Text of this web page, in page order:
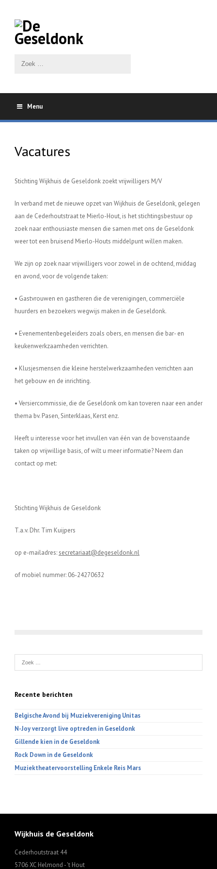
Menu
Vacatures
Stichting Wijkhuis de Geseldonk zoekt vrijwilligers M/V
In verband met de nieuwe opzet van Wijkhuis de Geseldonk, gelegen
aan de Cederhoutstraat te Mierlo-Hout, is het stichtingsbestuur op
zoek naar enthousiaste mensen die samen met ons de Geseldonk
weer tot een bruisend Mierlo-Houts middelpunt willen maken.
We zijn op zoek naar vrijwilligers voor zowel in de ochtend, middag
en avond, voor de volgende taken:
• Gastvrouwen en gastheren die de verenigingen, commerciële
huurders en bezoekers wegwijs maken in de Geseldonk.
• Evenementenbegeleiders zoals obers, en mensen die bar- en
keukenwerkzaamheden verrichten.
• Klusjesmensen die kleine herstelwerkzaamheden verrichten aan
het gebouw en de inrichting.
• Versiercommissie, die de Geseldonk om kan toveren naar een ander
thema bv. Pasen, Sinterklaas, Kerst enz.
Heeft u interesse voor het invullen van één van de bovenstaande
taken op vrijwillige basis, of wilt u meer informatie? Neem dan
contact op met:
Stichting Wijkhuis de Geseldonk
T.a.v. Dhr. Tim Kuijpers
op e-mailadres:secretariaat@degeseldonk.nl
of mobiel nummer: 06-24270632
Recente berichten
Belgische Avond bij Muziekvereniging Unitas
N-Joy verzorgt live optreden in Geseldonk
Gillende kien in de Geseldonk
Rock Down in de Geseldonk
Muziektheatervoorstelling Enkele Reis Mars
Wijkhuis de Geseldonk
Cederhoutstraat 44
5706 XC Helmond - 't Hout